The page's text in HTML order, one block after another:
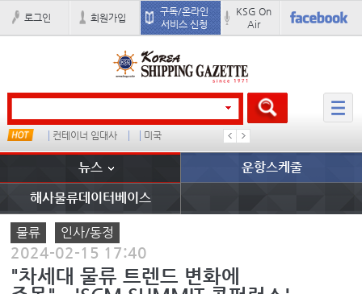
로그인 회원가입
구독/온라인
서비스 신청
KSG On
Air
컨테이너 임대사 미국 �
뉴스 운항스케줄
해사물류데이터베이스
물류 인사/동정
2024-02-15 17:40
"차세대 물류 트렌드 변화에